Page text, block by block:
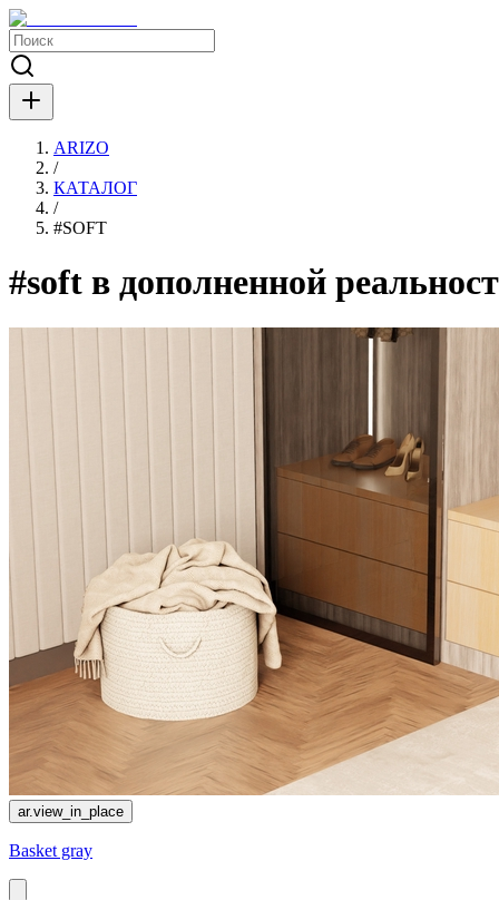
ARIZO
/
КАТАЛОГ
/
#SOFT
#soft в дополненной
ar.view_in_place
Basket gray